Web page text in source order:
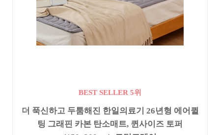
BEST SELLER 5위
더 푹신하고 두툼해진 한일의료기 26년형 에어퀼
팅 그래핀 카본 탄소매트, 퀸사이즈 토퍼